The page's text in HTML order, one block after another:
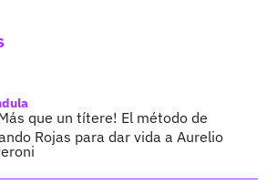
que un títere! El método de
Rojas para dar vida a Aurelio